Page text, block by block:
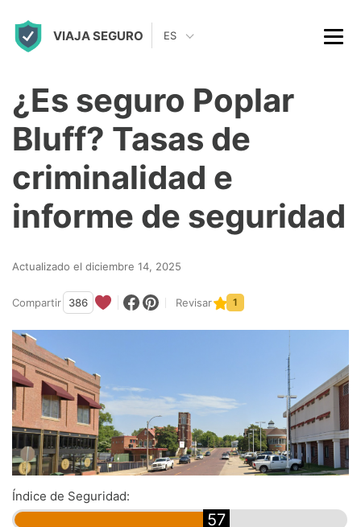
VIAJA SEGURO ES
¿Es seguro Poplar
Bluff? Tasas de
criminalidad e
informe de seguridad
Actualizado el diciembre 14, 2025
Compartir 386 Revisar 1
Índice de Seguridad:
57